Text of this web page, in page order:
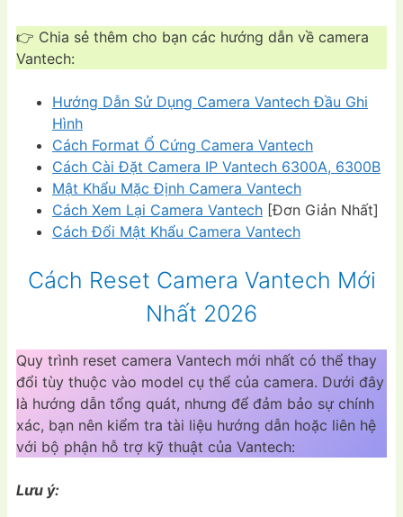
👉 Chia sẻ thêm cho bạn các hướng dẫn về camera
Vantech:
Hướng Dẫn Sử Dụng Camera Vantech Đầu Ghi
Hình
Cách Format Ổ Cứng Camera Vantech
Cách Cài Đặt Camera IP Vantech 6300A, 6300B
Mật Khẩu Mặc Định Camera Vantech
Cách Xem Lại Camera Vantech [Đơn Giản Nhất]
Cách Đổi Mật Khẩu Camera Vantech
Cách Reset Camera Vantech Mới
Nhất 2026
Quy trình reset camera Vantech mới nhất có thể thay
đổi tùy thuộc vào model cụ thể của camera. Dưới đây
là hướng dẫn tổng quát, nhưng để đảm bảo sự chính
xác, bạn nên kiểm tra tài liệu hướng dẫn hoặc liên hệ
với bộ phận hỗ trợ kỹ thuật của Vantech:
Lưu ý: